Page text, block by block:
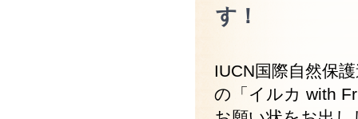
す！
IUCN国際自然保
の「イルカ with